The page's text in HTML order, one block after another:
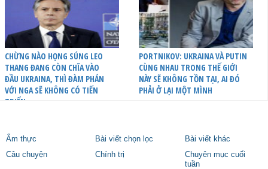
CHỪNG NÀO HỌNG SÚNG LEO
THANG ĐANG CÒN CHĨA VÀO
ĐẦU UKRAINA, THÌ ĐÀM PHÁN
VỚI NGA SẼ KHÔNG CÓ TIẾN
TRIỂN
PORTNIKOV: UKRAINA VÀ PUTIN
CÙNG NHAU TRONG THẾ GIỚI
NÀY SẼ KHÔNG TỒN TẠI, AI ĐÓ
PHẢI Ở LẠI MỘT MÌNH
Ẩm thực Bài viết chọn lọc
Bài viết khác
Câu chuyện
Chính trị
Chuyên mục cuối
tuần